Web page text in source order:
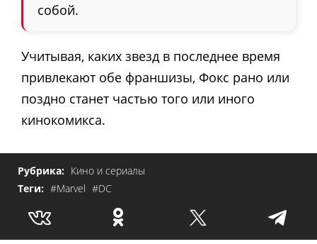
собой.
Учитывая, каких звезд в последнее время
привлекают обе франшизы, Фокс рано или
поздно станет частью того или иного
кинокомикса.
Рубрика: Кино и сериалы
Теги: #Marvel #DC